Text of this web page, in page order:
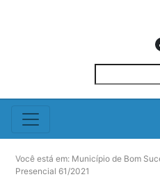
Você está em: Município de Bom
Presencial 61/2021